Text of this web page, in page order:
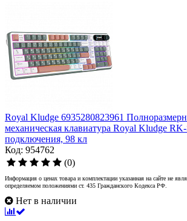
Royal Kludge 6935280823961
механическая клавиатура Royal Kludge
подключения, 98 кл
Код: 954762
(0)
Информация о ценах товара и комплектации указанная на сайте не
определяемом положениями ст. 435 Гражданского Кодекса РФ.
Нет в наличии